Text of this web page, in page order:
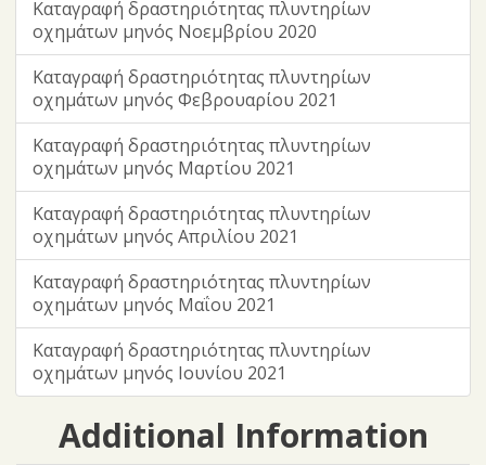
Καταγραφή δραστηριότητας πλυντηρίων
οχημάτων μηνός Νοεμβρίου 2020
Καταγραφή δραστηριότητας πλυντηρίων
οχημάτων μηνός Φεβρουαρίου 2021
Καταγραφή δραστηριότητας πλυντηρίων
οχημάτων μηνός Μαρτίου 2021
Καταγραφή δραστηριότητας πλυντηρίων
οχημάτων μηνός Απριλίου 2021
Καταγραφή δραστηριότητας πλυντηρίων
οχημάτων μηνός Μαΐου 2021
Καταγραφή δραστηριότητας πλυντηρίων
οχημάτων μηνός Ιουνίου 2021
Additional Information